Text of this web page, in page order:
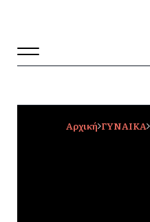
Αρχική ΓΥΝΑΙΚΑ